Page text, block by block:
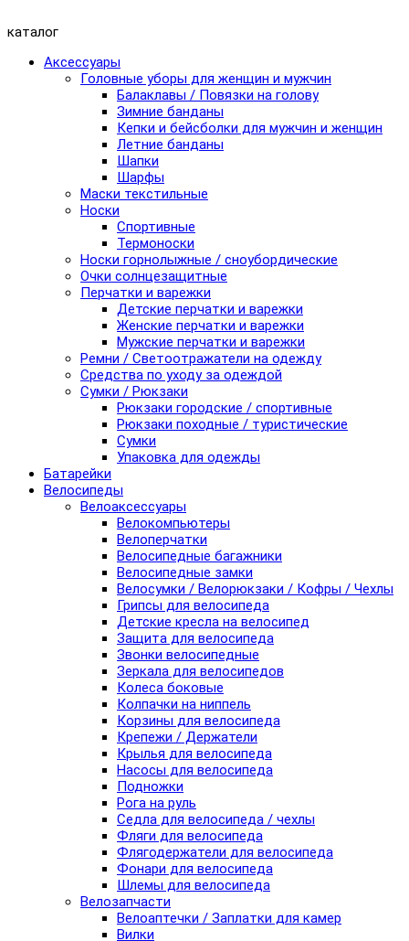
каталог
Аксессуары
Головные уборы для женщин и мужчин
Балаклавы / Повязки на голову
Зимние банданы
Кепки и бейсболки для мужчин и женщин
Летние банданы
Шапки
Шарфы
Маски текстильные
Носки
Спортивные
Термоноски
Носки горнолыжные / сноубордические
Очки солнцезащитные
Перчатки и варежки
Детские перчатки и варежки
Женские перчатки и варежки
Мужские перчатки и варежки
Ремни / Светоотражатели на одежду
Средства по уходу за одеждой
Сумки / Рюкзаки
Рюкзаки городские / спортивные
Рюкзаки походные / туристические
Сумки
Упаковка для одежды
Батарейки
Велосипеды
Велоаксессуары
Велокомпьютеры
Велоперчатки
Велосипедные багажники
Велосипедные замки
Велосумки / Велорюкзаки / Кофры / Чехлы
Грипсы для велосипеда
Детские кресла на велосипед
Защита для велосипеда
Звонки велосипедные
Зеркала для велосипедов
Колеса боковые
Колпачки на ниппель
Корзины для велосипеда
Крепежи / Держатели
Крылья для велосипеда
Насосы для велосипеда
Подножки
Рога на руль
Седла для велосипеда / чехлы
Фляги для велосипеда
Флягодержатели для велосипеда
Фонари для велосипеда
Шлемы для велосипеда
Велозапчасти
Велоаптечки / Заплатки для камер
Вилки